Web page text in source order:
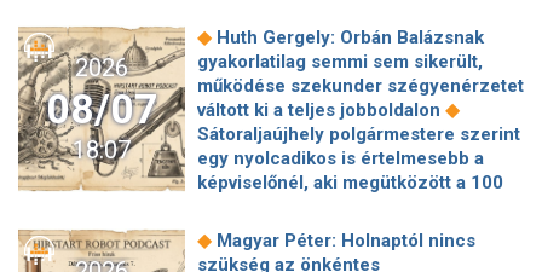
tesz a Bosnyák téri irodakomplexum
beruházója, ha az állam felmondja a
szerződésüket ◆ Megérkezett
Magyar Péter bejelentése: így költik
el a 6 ezer milliárd forintnyi uniós
◆Megbénult az ivóvíztárolók
töltése Ózdon – de máshol is komoly
nehézségek adódtak◆
éjszaka is könnyebb lesz hazajutni
2026
08/07
18:07
◆ Huth Gergely: Orbán Balázsnak
gyakorlatilag semmi sem sikerült,
működése szekunder szégyenérzetet
váltott ki a teljes jobboldalon ◆
Sátoraljaújhely polgármestere szerint
egy nyolcadikos is értelmesebb a
képviselőnél, aki megütközött a 100
hírszerzés szerint Putyin pár éven
belül megtámadhat egy NATO-
◆ Magyar Péter: Holnaptól nincs
szükség az önkéntes